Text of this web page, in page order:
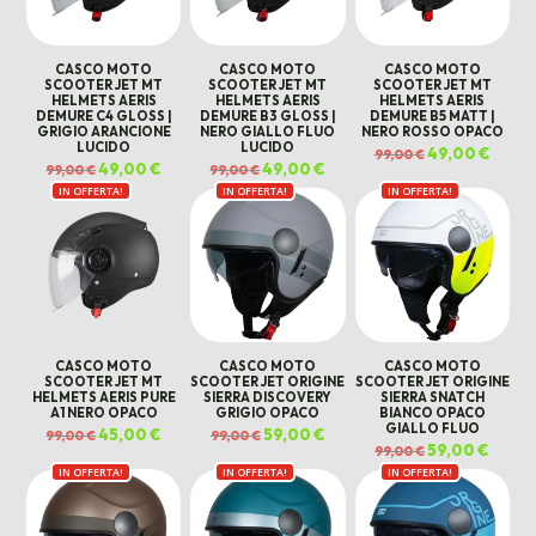
CASCO MOTO
SCOOTER JET MT
HELMETS AERIS
DEMURE C4 GLOSS |
GRIGIO ARANCIONE
LUCIDO
99,00€Il
prezzo
originale
era:
99,00 €.
49,00€
attuale
49,00 €.
CASCO MOTO
SCOOTER JET MT
HELMETS AERIS
DEMURE B3 GLOSS |
NERO GIALLO FLUO
LUCIDO
99,00€Il
prezzo
originale
era:
49,00€
attuale
49,00 €.
CASCO MOTO
SCOOTER JET MT
HELMETS AERIS
DEMURE B5 MATT |
NERO ROSSO OPACO
99,00€Il
prezzo
era:
99,00 €.
49,00€Il
è:
49,00
IN OFFERTA!
CASCO MOTO
SCOOTER JET MT
HELMETS AERIS PURE
A1 NERO OPACO
99,00€Il
prezzo
era:
99,00 €.
45,00€
è:
45,00 €.
IN OFFERTA!
CASCO MOTO
SCOOTER JET ORIGINE
SIERRA DISCOVERY
GRIGIO OPACO
99,00€ Il
prezzo
era:
99,00 €.
59,00€Il
prezzo
attuale
è:
59,00 €.
IN OFFERTA!
CASCO MOTO
SCOOTER JET ORIGINE
SIERRA SNATCH
BIANCO OPACO
GIALLO FLUO
99,00€ Il
prezzo
originale
era:
99,00 €.
59,00€
59,00
IN OFFERTA! IN OFFERTA! IN OFFERTA!